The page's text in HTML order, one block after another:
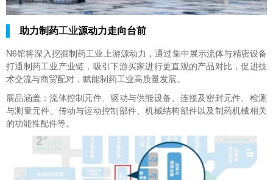
助力制药工业源动力走向台前
N6馆将深入挖掘制药工业上游源动力，通过集中展示流体与精密设备
打通制药工业产业链，吸引下游买家进行更直观的产品对比，促进技
术交流与商贸配对，赋能制药工业高质量发展。
展品涵盖：流体控制元件、驱动与供能设备、连接及密封元件、检测
与测量元件、传动与运动控制部件、机械结构部件以及制药机械相关
的功能性配件等。